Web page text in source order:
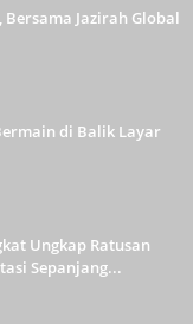
Bersama Jazirah Global
di Balik Layar
Ungkap Ratusan
Sepanjang...